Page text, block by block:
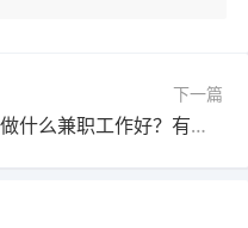
下一篇
做什么兼职工作好？有哪些兼职工作能赚钱？